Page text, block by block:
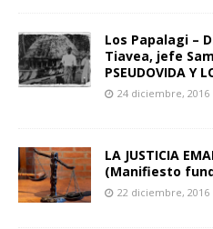
Los Papalagi –
Tiavea, jefe
PSEUDOVIDA Y
24 diciembre, 2016
LA JUSTICIA
(Manifiesto
22 diciembre, 2016